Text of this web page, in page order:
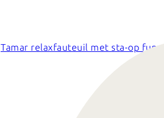
Tamar relaxfauteuil met sta-op